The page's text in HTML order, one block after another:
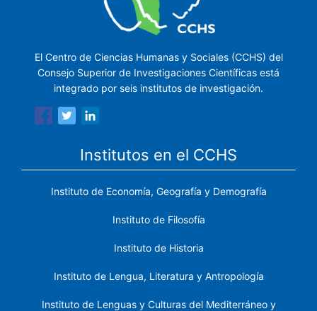
El Centro de Ciencias Humanas y Sociales (CCHS) del
Consejo Superior de Investigaciones Científicas está
integrado por seis institutos de investigación.
Institutos en el CCHS
Instituto de Economía, Geografía y Demografía
Instituto de Filosofía
Instituto de Historia
Instituto de Lengua, Literatura y Antropología
Instituto de Lenguas y Culturas del Mediterráneo y